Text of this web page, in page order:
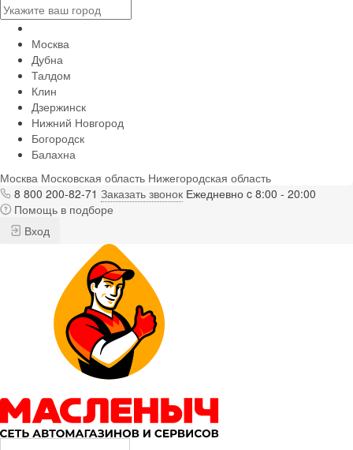
Москва
Дубна
Талдом
Клин
Дзержинск
Нижний Новгород
Богородск
Балахна
Москва Московская область Нижегородская область
8 800 200-82-71 Заказать звонок Ежедневно c 8:00 - 20:00
Помощь в подборе
Вход